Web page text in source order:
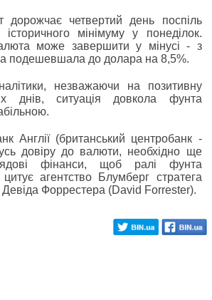
дорожчає четвертий день поспіль
мінімуму у понеділок.
може завершити у мінусі - з
подешевшала до долара на 8,5%.
незважаючи на позитивну
днів, ситуація довкола фунта
Англії (британський центробанк -
довіру до валюти, необхідно ще
фінанси, щоб ралі фунта
агентство Блумберг стратега
Форрестера (David Forrester).